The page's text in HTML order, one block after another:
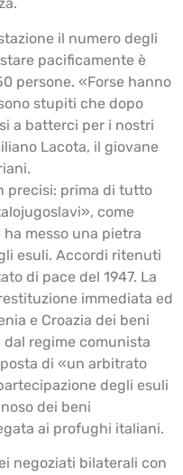
il numero degli
pacificamente è
persone. «Forse hanno
stupiti che dopo
a batterci per i nostri
Lacota, il giovane
precisi: prima di tutto
come
messo una pietra
esuli. Accordi ritenuti
di pace del 1947. La
immediata ed
e Croazia dei beni
regime comunista
di «un arbitrato
degli esuli
dei beni
ai profughi italiani.
negoziati bilaterali con